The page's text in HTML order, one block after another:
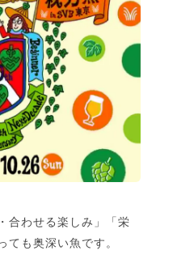
合わせる楽しみ」「栄
ても奥深い魚です。